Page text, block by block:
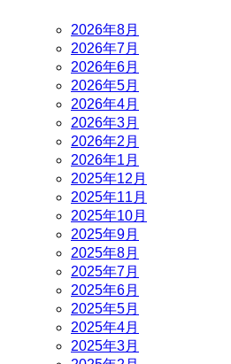
2026年8月
2026年7月
2026年6月
2026年5月
2026年4月
2026年3月
2026年2月
2026年1月
2025年12月
2025年11月
2025年10月
2025年9月
2025年8月
2025年7月
2025年6月
2025年5月
2025年4月
2025年3月